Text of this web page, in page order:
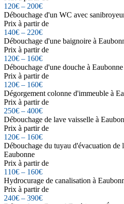
120€ – 200€
Débouchage d'un WC avec
Prix à partir de
140€ – 220€
Débouchage d'une baignoire à
Prix à partir de
120€ – 160€
Débouchage d'une douche à Eaubonne
Prix à partir de
120€ – 160€
Dégorgement colonne d'immeuble à
Prix à partir de
250€ – 400€
Débouchage de lave vaisselle à
Prix à partir de
120€ – 160€
Débouchage du tuyau d'évacuation de
Eaubonne
Prix à partir de
110€ – 160€
Hydrocurage de canalisation à
Prix à partir de
240€ – 390€